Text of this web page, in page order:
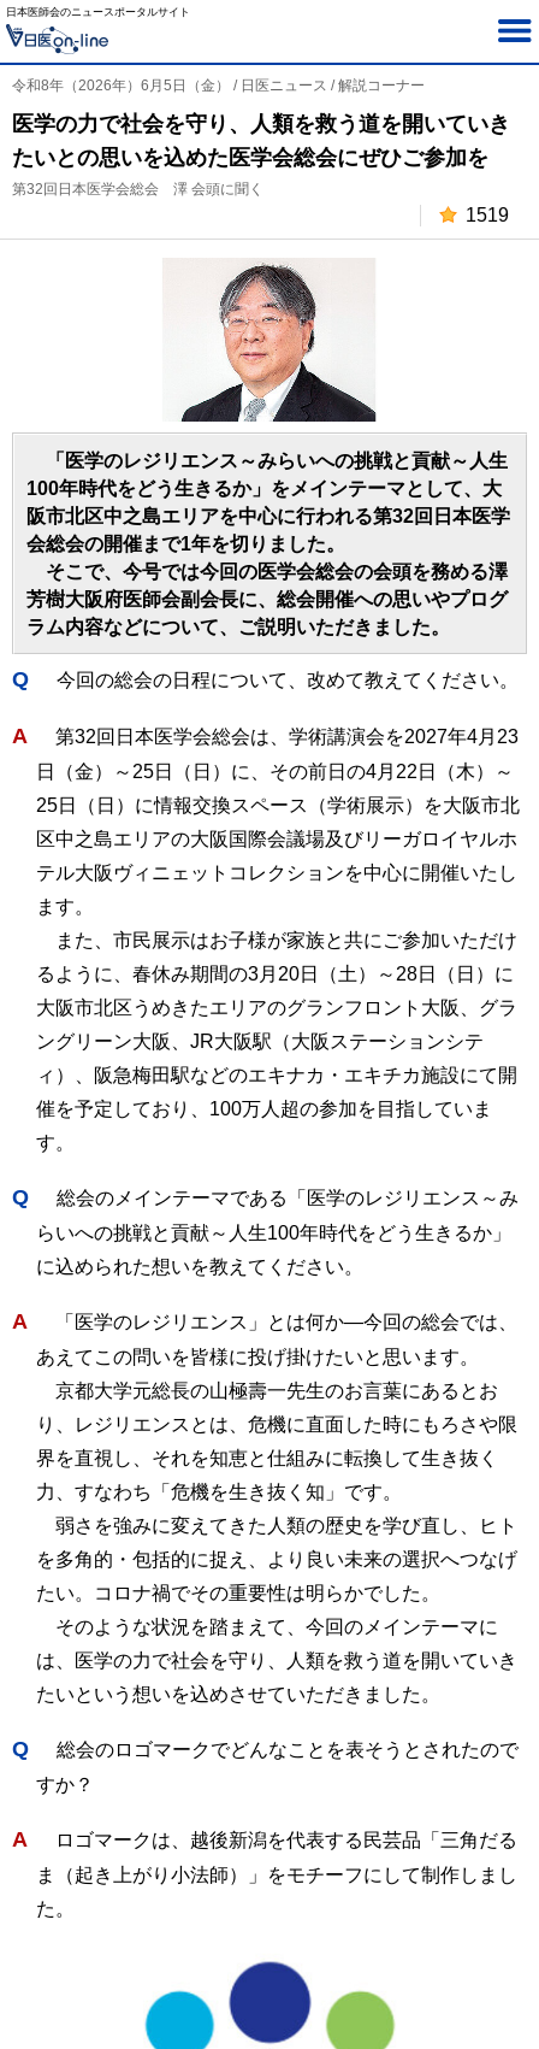
日本医師会のニュースポータルサイト
令和8年（2026年）6月5日（金） / 日医ニュース / 解説コーナー
医学の力で社会を守り、人類を救う道を開いていき
たいとの思いを込めた医学会総会にぜひご参加を
第32回日本医学会総会 澤 会頭に聞く
1519
「医学のレジリエンス～みらいへの挑戦と貢献～人生
100年時代をどう生きるか」をメインテーマとして、大
阪市北区中之島エリアを中心に行われる第32回日本医学
会総会の開催まで1年を切りました。
そこで、今号では今回の医学会総会の会頭を務める澤
芳樹大阪府医師会副会長に、総会開催への思いやプログ
ラム内容などについて、ご説明いただきました。
Q 今回の総会の日程について、改めて教えてください。
A
第32回日本医学会総会は、学術講演会を2027年4月23
日（金）～25日（日）に、その前日の4月22日（木）～
25日（日）に情報交換スペース（学術展示）を大阪市北
区中之島エリアの大阪国際会議場及びリーガロイヤルホ
テル大阪ヴィニェットコレクションを中心に開催いたし
ます。
また、市民展示はお子様が家族と共にご参加いただけ
るように、春休み期間の3月20日（土）～28日（日）に
大阪市北区うめきたエリアのグランフロント大阪、グラ
ングリーン大阪、JR大阪駅（大阪ステーションシテ
ィ）、阪急梅田駅などのエキナカ・エキチカ施設にて開
催を予定しており、100万人超の参加を目指していま
す。
Q
総会のメインテーマである「医学のレジリエンス～み
らいへの挑戦と貢献～人生100年時代をどう生きるか」
に込められた想いを教えてください。
A
「医学のレジリエンス」とは何か―今回の総会では、
あえてこの問いを皆様に投げ掛けたいと思います。
京都大学元総長の山極壽一先生のお言葉にあるとお
り、レジリエンスとは、危機に直面した時にもろさや限
界を直視し、それを知恵と仕組みに転換して生き抜く
力、すなわち「危機を生き抜く知」です。
弱さを強みに変えてきた人類の歴史を学び直し、ヒト
を多角的・包括的に捉え、より良い未来の選択へつなげ
たい。コロナ禍でその重要性は明らかでした。
そのような状況を踏まえて、今回のメインテーマに
は、医学の力で社会を守り、人類を救う道を開いていき
たいという想いを込めさせていただきました。
Q
総会のロゴマークでどんなことを表そうとされたので
すか？
A
ロゴマークは、越後新潟を代表する民芸品「三角だる
ま（起き上がり小法師）」をモチーフにして制作しまし
た。